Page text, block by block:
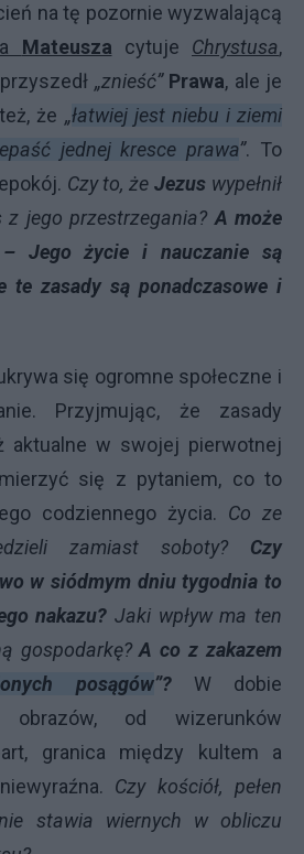
na tę pozornie wyzwalającą
Mateusza cytuje Chrystusa,
„znieść” Prawa, ale je
że „łatwiej jest niebu i ziemi
jednej kresce prawa”. To
Czy to, żeJezus wypełnił
jego przestrzegania? A może
– Jego życie i nauczanie są
te zasady są ponadczasowe i
się ogromne społeczne i
Przyjmując, że zasady
aktualne w swojej pierwotnej
się z pytaniem, co to
codziennego życia. Co ze
zamiast soboty? Czy
w siódmym dniu tygodnia to
nakazu? Jaki wpływ ma ten
gospodarkę?A co z zakazem
posągów”?W dobie
obrazów, od wizerunków
granica między kultem a
Czy kościół, pełen
stawia wiernych w obliczu